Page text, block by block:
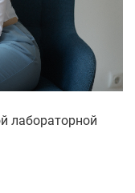
лабораторной